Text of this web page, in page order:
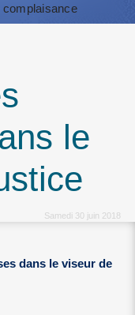
complaisance
le
Samedi 30 juin 2018
dans le viseur de